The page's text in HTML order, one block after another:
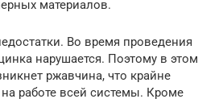
материалов.
Во время проведения
нарушается. Поэтому в этом
ржавчина, что крайне
на работе всей системы. Кроме